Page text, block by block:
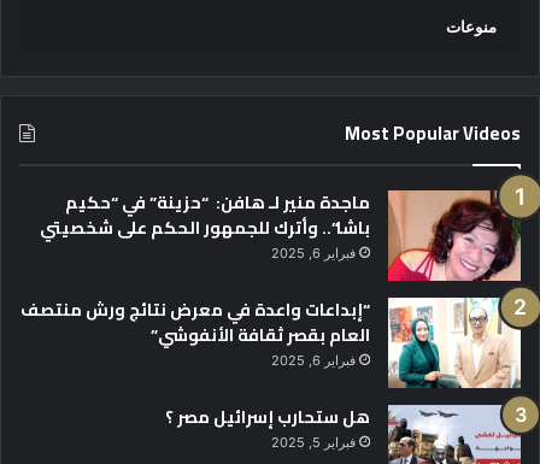
منوعات
Most Popular Videos
ماجدة منير لـ هافن: “حزينة” في “حكيم
باشا”.. وأترك للجمهور الحكم على شخصيتي
فبراير 6, 2025
“إبداعات واعدة في معرض نتائج ورش منتصف
العام بقصر ثقافة الأنفوشي”
فبراير 6, 2025
هل ستحارب إسرائيل مصر ؟
فبراير 5, 2025